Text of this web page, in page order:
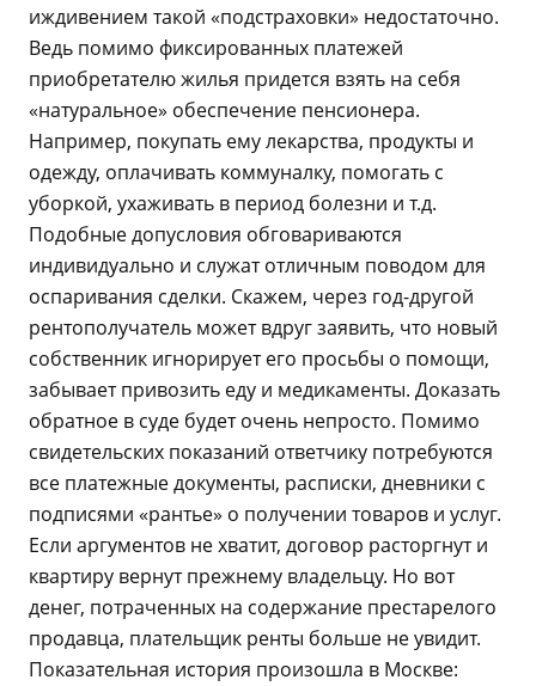
иждивением такой «подстраховки» недостаточно.
Ведь помимо фиксированных платежей
приобретателю жилья придется взять на себя
«натуральное» обеспечение пенсионера.
Например, покупать ему лекарства, продукты и
одежду, оплачивать коммуналку, помогать с
уборкой, ухаживать в период болезни и т.д.
Подобные допусловия обговариваются
индивидуально и служат отличным поводом для
оспаривания сделки. Скажем, через год-другой
рентополучатель может вдруг заявить, что новый
собственник игнорирует его просьбы о помощи,
забывает привозить еду и медикаменты. Доказать
обратное в суде будет очень непросто. Помимо
свидетельских показаний ответчику потребуются
все платежные документы, расписки, дневники с
подписями «рантье» о получении товаров и услуг.
Если аргументов не хватит, договор расторгнут и
квартиру вернут прежнему владельцу. Но вот
денег, потраченных на содержание престарелого
продавца, плательщик ренты больше не увидит.
Показательная история произошла в Москве: